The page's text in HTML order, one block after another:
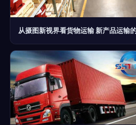
从摄图新视界看货物运输 新产品运输